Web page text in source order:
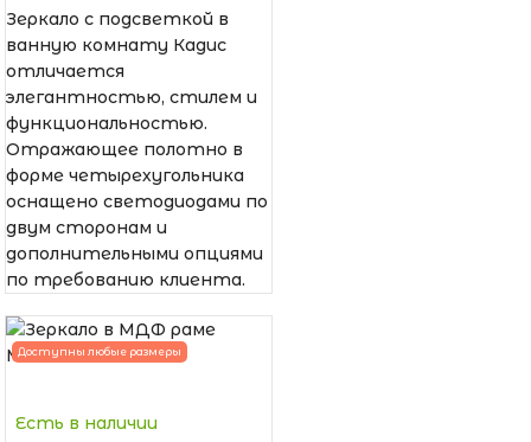
Зеркало с подсветкой в
ванную комнату Кадис
отличается
элегантностью, стилем и
функциональностью.
Отражающее полотно в
форме четырехугольника
оснащено светодиодами по
двум сторонам и
дополнительными опциями
по требованию клиента.
Доступны любые размеры
Есть в наличии